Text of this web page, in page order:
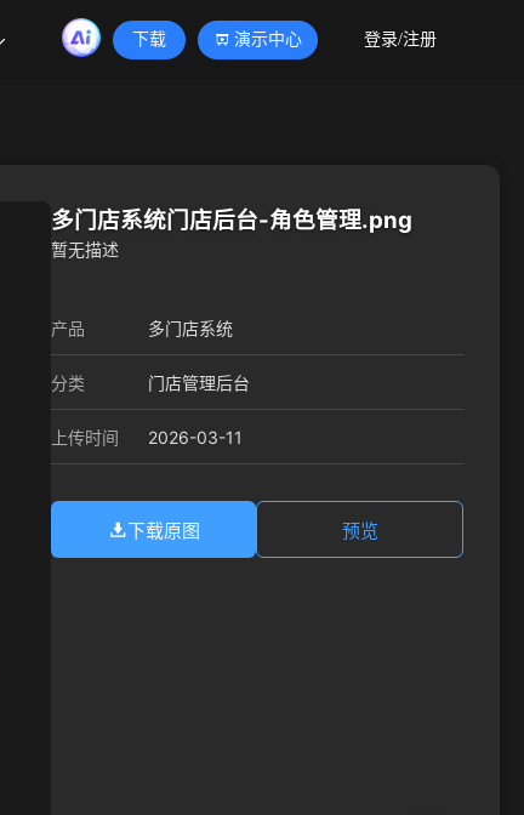
下载 演示中心 登录/注册
多门店系统门店后台-角色管理.png
暂无描述
产品 多门店系统
分类 门店管理后台
上传时间 2026-03-11
下载原图 预览